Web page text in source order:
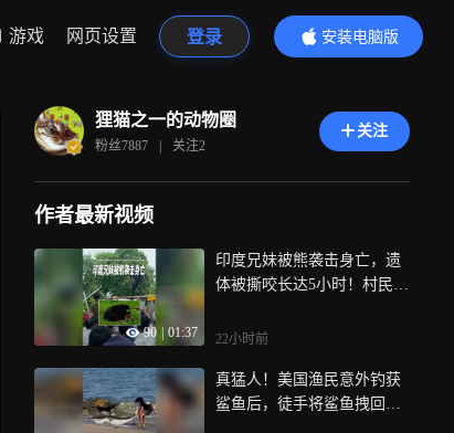
游戏 网页设置 登录
安装电脑版
内容更精彩
狸猫之一的动物圈
粉丝7887 | 关注2
关注
作者最新视频
90 01:37
印度兄妹被熊袭击身亡，遗
体被撕咬长达5小时！村民要
22小时前
真猛人！美国渔民意外钓获
鲨鱼后，徒手将鲨鱼拽回海